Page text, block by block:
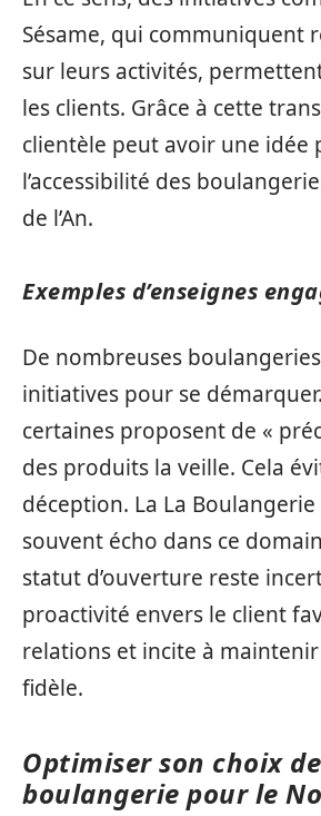
Sésame, qui communiquent
sur leurs activités,
les clients. Grâce à cette
clientèle peut avoir une idée
l’accessibilité des
de l’An.
Exemples d’enseignes
De nombreuses
initiatives pour se
certaines proposent de «
des produits la veille. Cela
déception. La La
souvent écho dans ce
statut d’ouverture reste
proactivité envers le client
relations et incite à
fidèle.
Optimiser son choix de
boulangerie pour le